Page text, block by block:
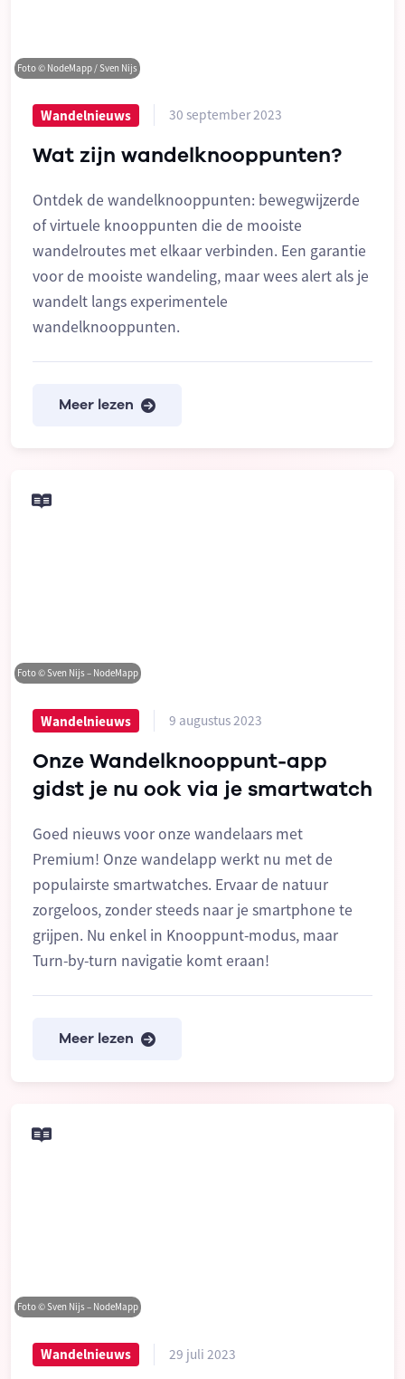
Foto © NodeMapp / Sven Nijs
Wandelnieuws 30 september 2023
Wat zijn wandelknooppunten?
Ontdek de wandelknooppunten: bewegwijzerde
of virtuele knooppunten die de mooiste
wandelroutes met elkaar verbinden. Een garantie
voor de mooiste wandeling, maar wees alert als je
wandelt langs experimentele
wandelknooppunten.
Meer lezen
Foto © Sven Nijs – NodeMapp
Wandelnieuws 9 augustus 2023
Onze Wandelknooppunt-app
gidst je nu ook via je smartwatch
Goed nieuws voor onze wandelaars met
Premium! Onze wandelapp werkt nu met de
populairste smartwatches. Ervaar de natuur
zorgeloos, zonder steeds naar je smartphone te
grijpen. Nu enkel in Knooppunt-modus, maar
Turn-by-turn navigatie komt eraan!
Meer lezen
Foto © Sven Nijs – NodeMapp
Wandelnieuws 29 juli 2023